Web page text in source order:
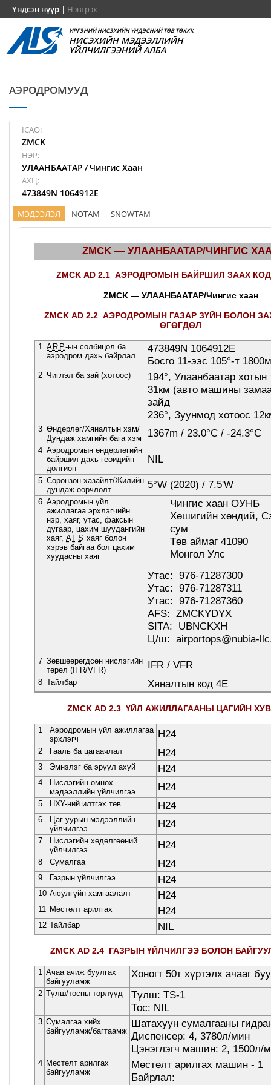
Үндсэн нүүр | Нэвтрэх
ИРГЭНИЙ НИСЭХИЙН ҮНДЭСНИЙ ТӨВ ТӨХХК
НИСЭХИЙН МЭДЭЭЛЛИЙН
ҮЙЛЧИЛГЭЭНИЙ АЛБА
АЭРОДРОМУУД
ICAO:
ZMCK
НЭР:
УЛААНБААТАР / Чингис Хаан
АХЦ:
473849N 1064912E
МЭДЭЭЛЭЛ NOTAM SNOWTAM